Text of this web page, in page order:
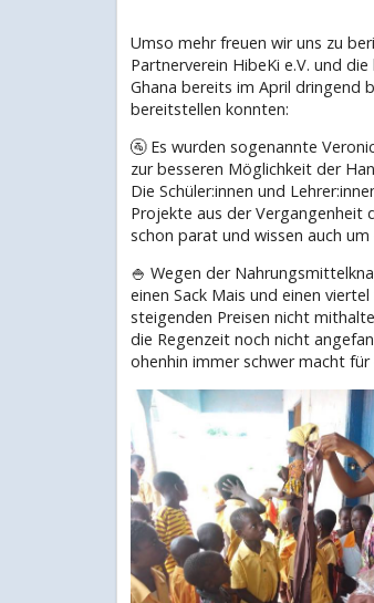
Umso mehr freuen wir uns zu
Partnerverein HibeKi e.V. und
Ghana bereits im April dringend
bereitstellen konnten:
🚰 Es wurden sogenannte
zur besseren Möglichkeit der
Die Schüler:innen und
Projekte aus der Vergangenheit
schon parat und wissen auch
🍚 Wegen der
einen Sack Mais und einen
steigenden Preisen nicht
die Regenzeit noch nicht
ohenhin immer schwer macht für